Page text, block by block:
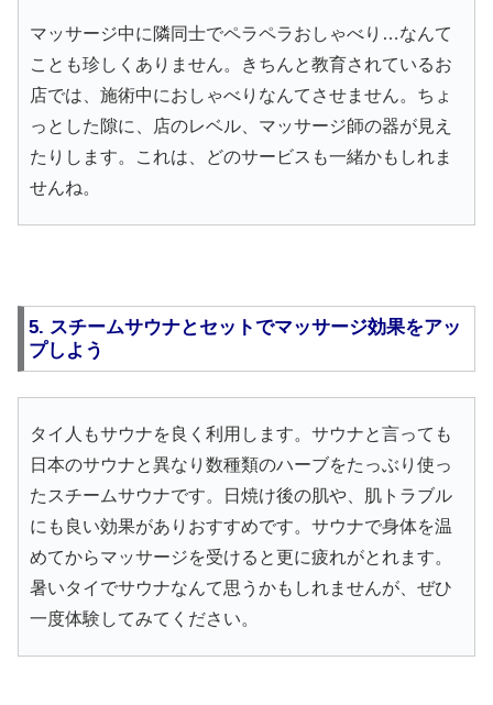
マッサージ中に隣同士でペラペラおしゃべり…なんて
ことも珍しくありません。きちんと教育されているお
店では、施術中におしゃべりなんてさせません。ちょ
っとした隙に、店のレベル、マッサージ師の器が見え
たりします。これは、どのサービスも一緒かもしれま
せんね。
5. スチームサウナとセットでマッサージ効果をアッ
プしよう
タイ人もサウナを良く利用します。サウナと言っても
日本のサウナと異なり数種類のハーブをたっぶり使っ
たスチームサウナです。日焼け後の肌や、肌トラブル
にも良い効果がありおすすめです。サウナで身体を温
めてからマッサージを受けると更に疲れがとれます。
暑いタイでサウナなんて思うかもしれませんが、ぜひ
一度体験してみてください。